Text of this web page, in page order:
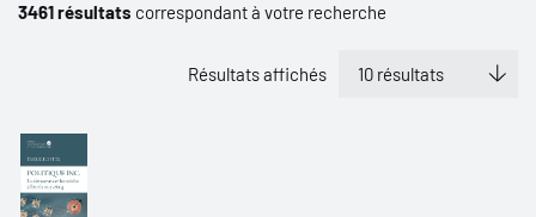
3461 résultats correspondant à votre recherche
Résultats affichés